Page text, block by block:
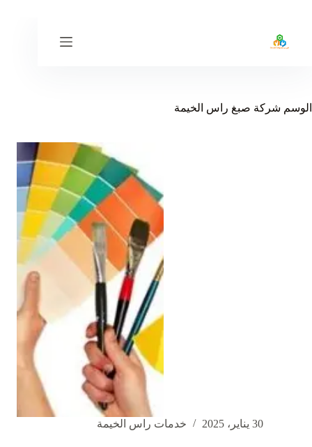
المحتوى
الوسم شركة صبغ راس الخيمة
30 يناير، 2025 خدمات راس الخيمة